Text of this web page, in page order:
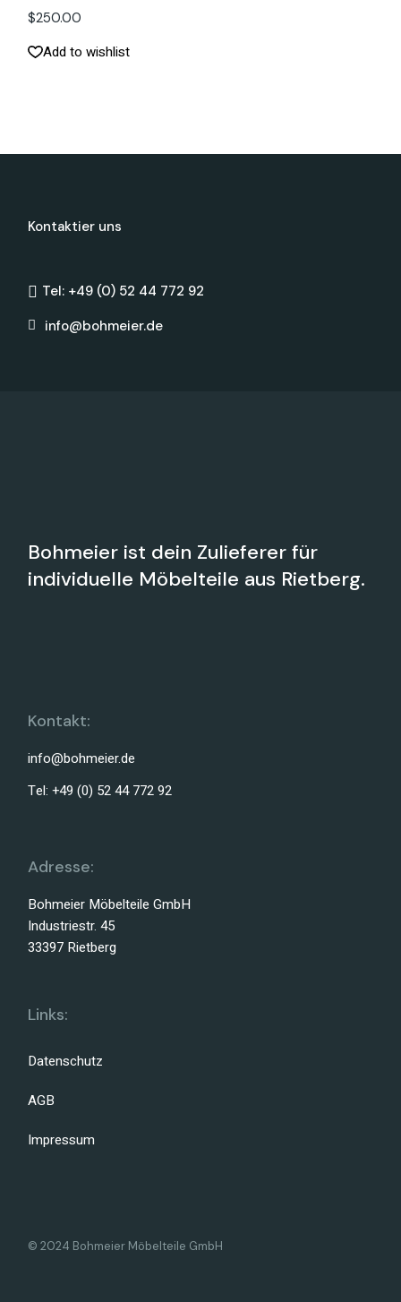
$250.00
Add to wishlist
Kontaktier uns
Tel: +49 (0) 52 44 772 92
info@bohmeier.de
Bohmeier ist dein Zulieferer für
individuelle Möbelteile aus Rietberg.
Kontakt:
info@bohmeier.de
Tel: +49 (0) 52 44 772 92
Adresse:
Bohmeier Möbelteile GmbH
Industriestr. 45
33397 Rietberg
Links:
Datenschutz
AGB
Impressum
© 2024 Bohmeier Möbelteile GmbH